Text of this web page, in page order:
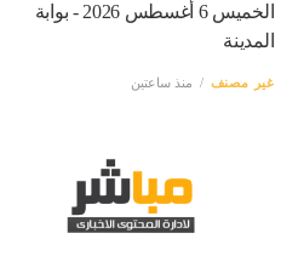
الخميس 6 أغسطس 2026 - بوابة
المدينة
غير مصنف منذ ساعتين